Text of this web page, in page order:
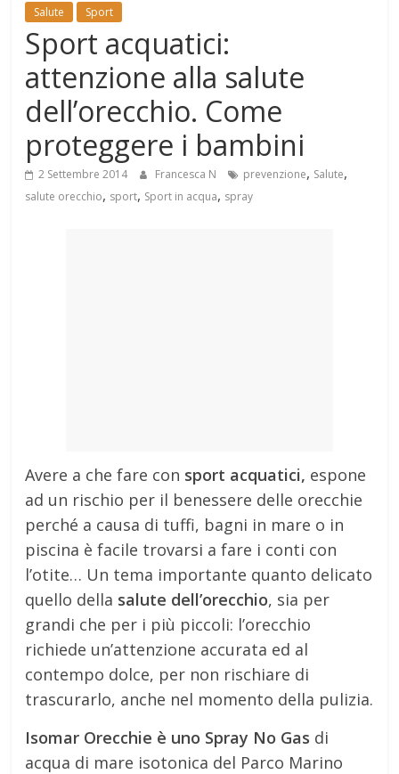
Mondo
Salute Sport
Sport acquatici:
attenzione alla salute
dell’orecchio. Come
proteggere i bambini
2 Settembre 2014 Francesca N prevenzione, Salute,
salute orecchio, sport, Sport in acqua, spray
Avere a che fare con sport acquatici, espone
ad un rischio per il benessere delle orecchie
perché a causa di tuffi, bagni in mare o in
piscina è facile trovarsi a fare i conti con
l’otite… Un tema importante quanto delicato
quello della salute dell’orecchio, sia per
grandi che per i più piccoli: l’orecchio
richiede un’attenzione accurata ed al
contempo dolce, per non rischiare di
trascurarlo, anche nel momento della pulizia.
Isomar Orecchie è uno Spray No Gas di
acqua di mare isotonica del Parco Marino